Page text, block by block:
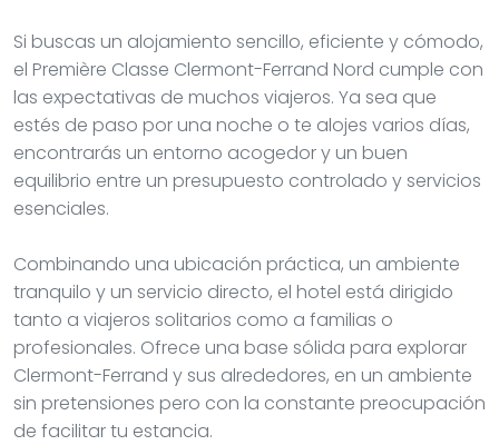
Si buscas un alojamiento sencillo, eficiente y cómodo,
el Première Classe Clermont-Ferrand Nord cumple con
las expectativas de muchos viajeros. Ya sea que
estés de paso por una noche o te alojes varios días,
encontrarás un entorno acogedor y un buen
equilibrio entre un presupuesto controlado y servicios
esenciales.
Combinando una ubicación práctica, un ambiente
tranquilo y un servicio directo, el hotel está dirigido
tanto a viajeros solitarios como a familias o
profesionales. Ofrece una base sólida para explorar
Clermont-Ferrand y sus alrededores, en un ambiente
sin pretensiones pero con la constante preocupación
de facilitar tu estancia.